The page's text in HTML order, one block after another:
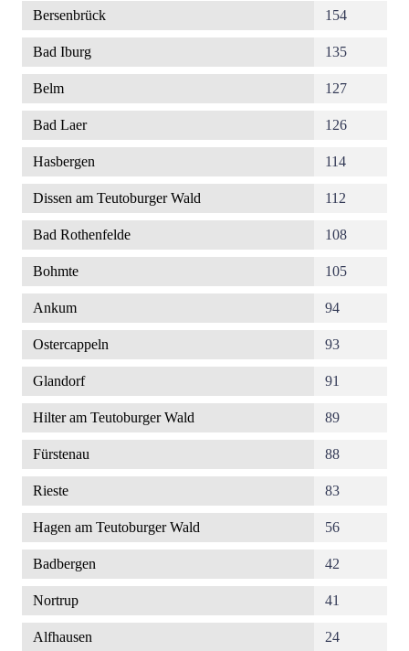
Bersenbrück 154
Bad Iburg 135
Belm 127
Bad Laer 126
Hasbergen 114
Dissen am Teutoburger Wald 112
Bad Rothenfelde 108
Bohmte 105
Ankum 94
Ostercappeln 93
Glandorf 91
Hilter am Teutoburger Wald 89
Fürstenau 88
Rieste 83
Hagen am Teutoburger Wald 56
Badbergen 42
Nortrup 41
Alfhausen 24